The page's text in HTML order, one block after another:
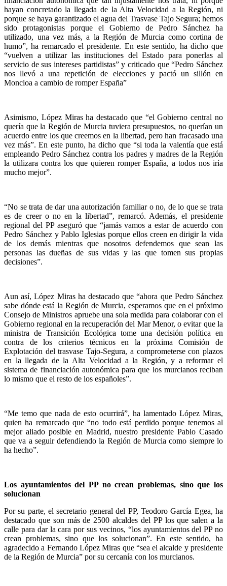
hayan concretado la llegada de la Alta Velocidad a la Región, ni
porque se haya garantizado el agua del Trasvase Tajo Segura; hemos
sido protagonistas porque el Gobierno de Pedro Sánchez ha
utilizado, una vez más, a la Región de Murcia como cortina de
humo”, ha remarcado el presidente. En este sentido, ha dicho que
“vuelven a utilizar las instituciones del Estado para ponerlas al
servicio de sus intereses partidistas” y criticado que “Pedro Sánchez
nos llevó a una repetición de elecciones y pactó un sillón en
Moncloa a cambio de romper España”
Asimismo, López Miras ha destacado que “el Gobierno central no
quería que la Región de Murcia tuviera presupuestos, no querían un
acuerdo entre los que creemos en la libertad, pero han fracasado una
vez más”. En este punto, ha dicho que “si toda la valentía que está
empleando Pedro Sánchez contra los padres y madres de la Región
la utilizara contra los que quieren romper España, a todos nos iría
mucho mejor”.
“No se trata de dar una autorización familiar o no, de lo que se trata
es de creer o no en la libertad”, remarcó. Además, el presidente
regional del PP aseguró que “jamás vamos a estar de acuerdo con
Pedro Sánchez y Pablo Iglesias porque ellos creen en dirigir la vida
de los demás mientras que nosotros defendemos que sean las
personas las dueñas de sus vidas y las que tomen sus propias
decisiones”.
Aun así, López Miras ha destacado que “ahora que Pedro Sánchez
sabe dónde está la Región de Murcia, esperamos que en el próximo
Consejo de Ministros apruebe una sola medida para colaborar con el
Gobierno regional en la recuperación del Mar Menor, o evitar que la
ministra de Transición Ecológica tome una decisión política en
contra de los criterios técnicos en la próxima Comisión de
Explotación del trasvase Tajo-Segura, a comprometerse con plazos
en la llegada de la Alta Velocidad a la Región, y a reformar el
sistema de financiación autonómica para que los murcianos reciban
lo mismo que el resto de los españoles”.
“Me temo que nada de esto ocurrirá”, ha lamentado López Miras,
quien ha remarcado que “no todo está perdido porque tenemos al
mejor aliado posible en Madrid, nuestro presidente Pablo Casado
que va a seguir defendiendo la Región de Murcia como siempre lo
ha hecho”.
Los ayuntamientos del PP no crean problemas, sino que los
solucionan
Por su parte, el secretario general del PP, Teodoro García Egea, ha
destacado que son más de 2500 alcaldes del PP los que salen a la
calle para dar la cara por sus vecinos, “los ayuntamientos del PP no
crean problemas, sino que los solucionan”. En este sentido, ha
agradecido a Fernando López Miras que “sea el alcalde y presidente
de la Región de Murcia” por su cercanía con los murcianos.